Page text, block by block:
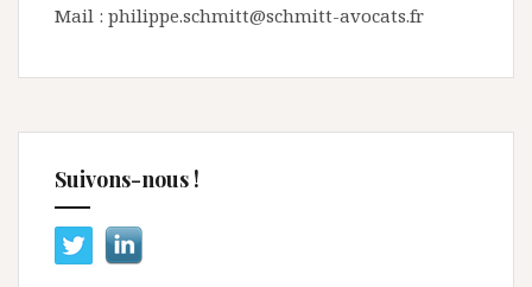
Mail : philippe.schmitt@schmitt-avocats.fr
Suivons-nous !